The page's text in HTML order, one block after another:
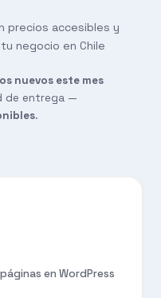
precios accesibles y
negocio en Chile
nuevos este mes
de entrega —
.
en WordPress